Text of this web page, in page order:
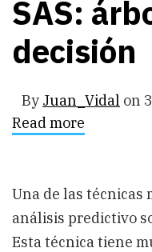
SAS:
decisión
By Juan_Vidal on
Read more
árboles
de
decisión
Una de las técnicas
análisis predictivo
Esta técnica tiene